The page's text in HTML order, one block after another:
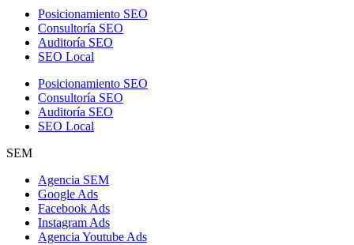
Posicionamiento SEO
Consultoría SEO
Auditoría SEO
SEO Local
Posicionamiento SEO
Consultoría SEO
Auditoría SEO
SEO Local
SEM
Agencia SEM
Google Ads
Facebook Ads
Instagram Ads
Agencia Youtube Ads